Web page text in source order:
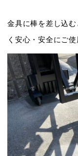
金具に棒を差し込
く安心・安全にご使